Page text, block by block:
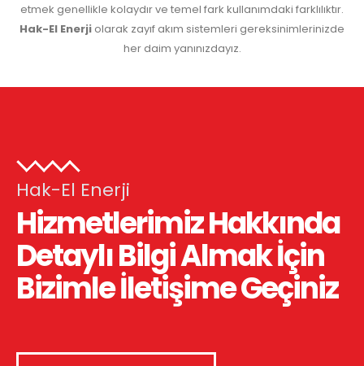
etmek genellikle kolaydır ve temel fark kullanımdaki farklılıktır.
Hak-El Enerji olarak zayıf akım sistemleri gereksinimlerinizde
her daim yanınızdayız.
Hak-El Enerji
Hizmetlerimiz Hakkında
Detaylı Bilgi Almak İçin
Bizimle İletişime Geçiniz